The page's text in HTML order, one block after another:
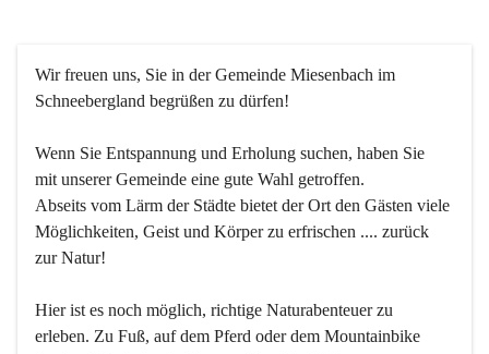
Wir freuen uns, Sie in der Gemeinde Miesenbach im
Schneebergland begrüßen zu dürfen!
Wenn Sie Entspannung und Erholung suchen, haben Sie
mit unserer Gemeinde eine gute Wahl getroffen.
Abseits vom Lärm der Städte bietet der Ort den Gästen viele
Möglichkeiten, Geist und Körper zu erfrischen .... zurück
zur Natur!
Hier ist es noch möglich, richtige Naturabenteuer zu
erleben. Zu Fuß, auf dem Pferd oder dem Mountainbike